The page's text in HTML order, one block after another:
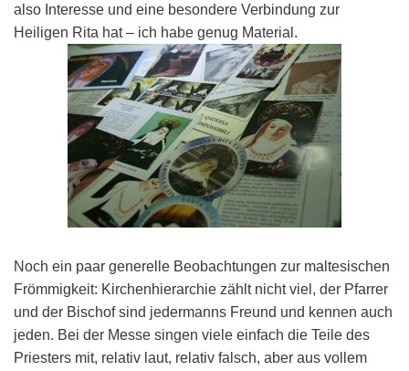
also Interesse und eine besondere Verbindung zur
Heiligen Rita hat – ich habe genug Material.
Noch ein paar generelle Beobachtungen zur maltesischen
Frömmigkeit: Kirchenhierarchie zählt nicht viel, der Pfarrer
und der Bischof sind jedermanns Freund und kennen auch
jeden. Bei der Messe singen viele einfach die Teile des
Priesters mit, relativ laut, relativ falsch, aber aus vollem